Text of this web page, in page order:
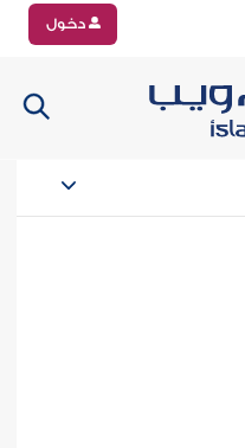
دخول